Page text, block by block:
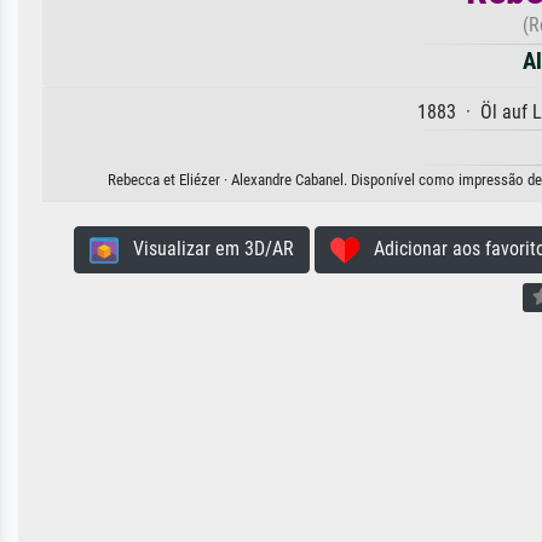
1883 · Öl auf
Rebecca et Eliézer · Alexandre Cabanel. Disponível como impressão
Visualizar em 3D/AR Adicionar aos